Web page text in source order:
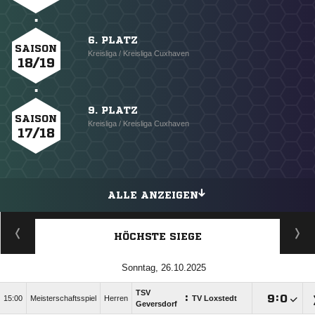
SAISON
18/19
6. PLATZ
Kreisliga / Kreisliga Cuxhaven
SAISON
17/18
9. PLATZ
Kreisliga / Kreisliga Cuxhaven
ALLE ANZEIGEN
HÖCHSTE SIEGE
Sonntag, 26.10.2025
15:00 Meisterschaftsspiel Herren
TSV
Geversdorf
: TV Loxstedt :